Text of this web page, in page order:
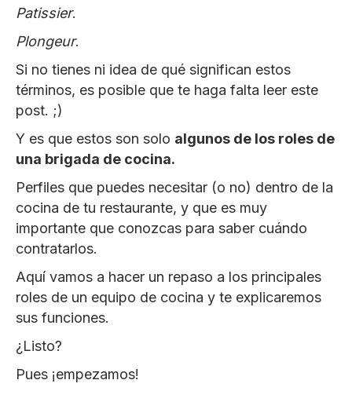
Patissier.
Plongeur.
Si no tienes ni idea de qué significan estos
términos, es posible que te haga falta leer este
post. ;)
Y es que estos son solo algunos de los roles de
una brigada de cocina.
Perfiles que puedes necesitar (o no) dentro de la
cocina de tu restaurante, y que es muy
importante que conozcas para saber cuándo
contratarlos.
Aquí vamos a hacer un repaso a los principales
roles de un equipo de cocina y te explicaremos
sus funciones.
¿Listo?
Pues ¡empezamos!